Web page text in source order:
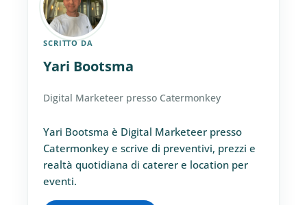
SCRITTO DA
Yari Bootsma
Digital Marketeer presso Catermonkey
Yari Bootsma è Digital Marketeer presso
Catermonkey e scrive di preventivi, prezzi e
realtà quotidiana di caterer e location per
eventi.